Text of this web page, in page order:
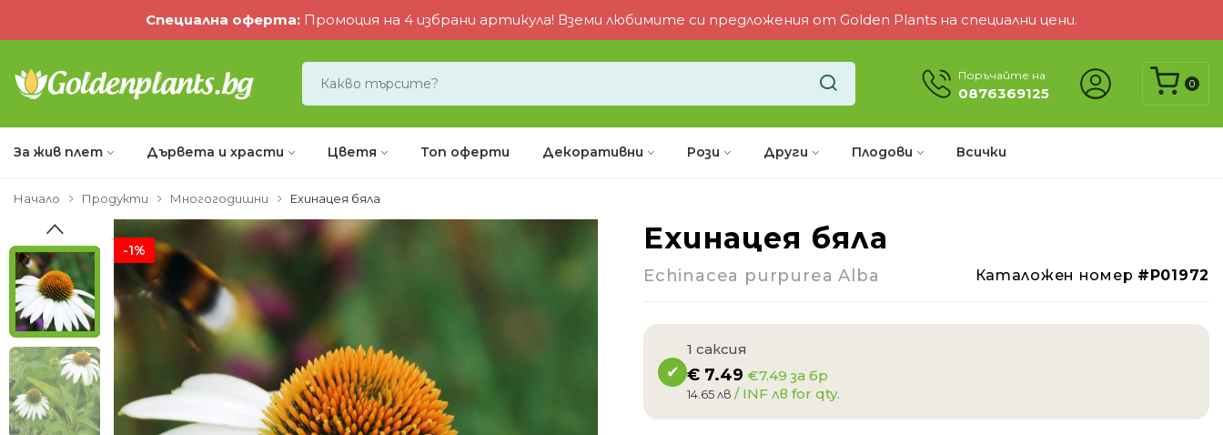
Специална оферта: Промоция на 4 избрани артикула! Вземи любимите си предложения от Golden Plants на специални цени.
Поръчайте на
0876369125
0
За жив плет Дървета и храсти Цветя Топ оферти Декоративни Рози Други Плодови Всички
Начало Продукти Многогодишни Eхинацея бяла
-1% Eхинацея бяла
Echinacea purpurea Alba Каталожен номер #P01972
1 саксия
€ 7.49 €7.49 за бр
14.65 лв / INF лв for qty.